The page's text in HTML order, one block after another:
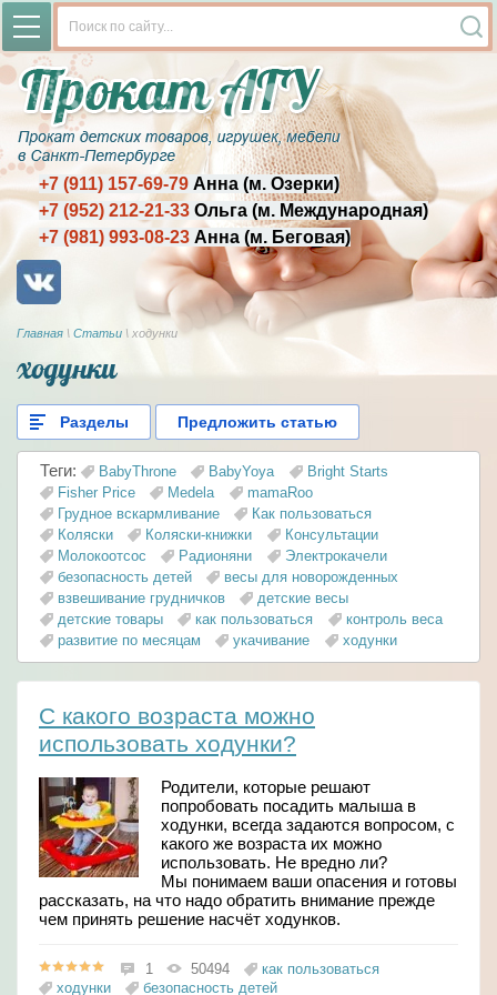
+7 (911) 157-69-79 Анна (м. Озерки)
+7 (952) 212-21-33 Ольга (м. Международная)
+7 (981) 993-08-23 Анна (м. Беговая)
Главная \ Статьи \ ходунки
ходунки
Разделы Предложить статью
Теги: BabyThrone BabyYoya
Bright Starts
Fisher Price
Medela
mamaRoo
Грудное вскармливание
Как пользоваться
Коляски
Коляски-книжки
Консультации
Молокоотсос
Радионяни
Электрокачели
безопасность детей
весы для новорожденных
взвешивание грудничков
детские весы
детские товары
как пользоваться
контроль веса
развитие по месяцам
укачивание ходунки
С какого возраста можно
использовать ходунки?
Родители, которые решают
попробовать посадить малыша в
ходунки, всегда задаются вопросом, с
какого же возраста их можно
использовать. Не вредно ли?
Мы понимаем ваши опасения и готовы
рассказать, на что надо обратить внимание прежде
чем принять решение насчёт ходунков.
1 50494
как пользоваться
ходунки
безопасность детей